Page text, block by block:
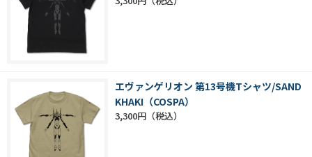
エヴァンゲリオン 第13号機Tシャツ/SAND
KHAKI（COSPA）
3,300円